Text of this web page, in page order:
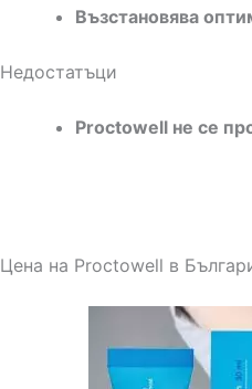
Възстановява
Недостатъци
Proctowell не се
Цена на Proctowell в